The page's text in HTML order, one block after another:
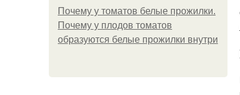
Почему у томатов белые прожилки.
Почему у плодов томатов
образуются белые прожилки внутри